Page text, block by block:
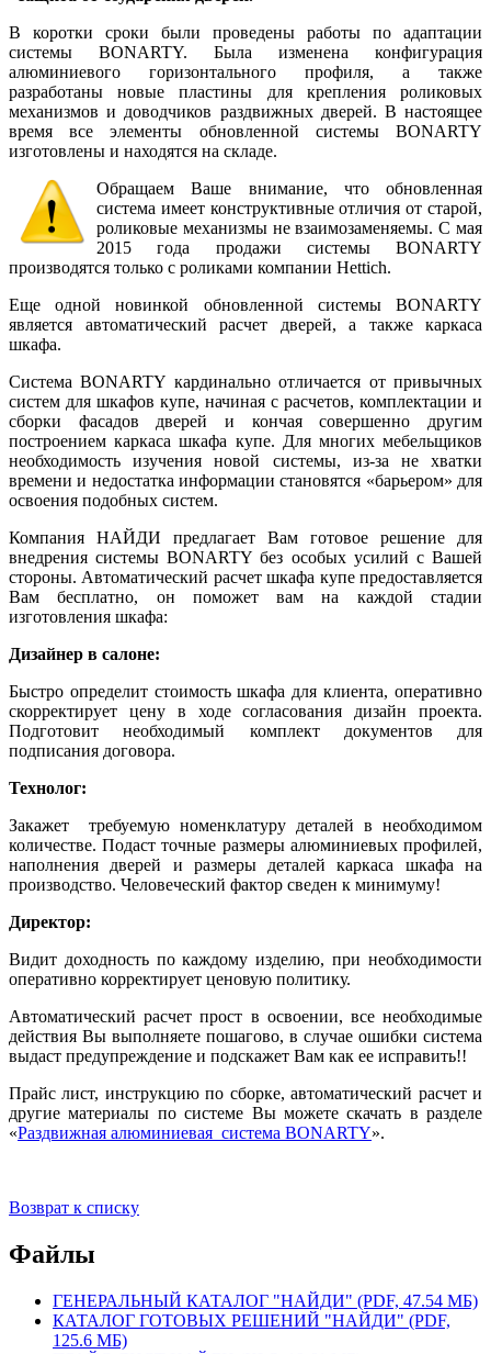
В коротки сроки были проведены работы по адаптации
системы BONARTY. Была изменена конфигурация
алюминиевого горизонтального профиля, а также
разработаны новые пластины для крепления роликовых
механизмов и доводчиков раздвижных дверей. В настоящее
время все элементы обновленной системы BONARTY
изготовлены и находятся на складе.
Обращаем Ваше внимание, что обновленная
система имеет конструктивные отличия от старой,
роликовые механизмы не взаимозаменяемы. С мая
2015 года продажи системы BONARTY
производятся только с роликами компании Hettich.
Еще одной новинкой обновленной системы BONARTY
является автоматический расчет дверей, а также каркаса
шкафа.
Система BONARTY кардинально отличается от привычных
систем для шкафов купе, начиная с расчетов, комплектации и
сборки фасадов дверей и кончая совершенно другим
построением каркаса шкафа купе. Для многих мебельщиков
необходимость изучения новой системы, из-за не хватки
времени и недостатка информации становятся «барьером» для
освоения подобных систем.
Компания НАЙДИ предлагает Вам готовое решение для
внедрения системы BONARTY без особых усилий с Вашей
стороны. Автоматический расчет шкафа купе предоставляется
Вам бесплатно, он поможет вам на каждой стадии
изготовления шкафа:
Дизайнер в салоне:
Быстро определит стоимость шкафа для клиента, оперативно
скорректирует цену в ходе согласования дизайн проекта.
Подготовит необходимый комплект документов для
подписания договора.
Технолог:
Закажет требуемую номенклатуру деталей в необходимом
количестве. Подаст точные размеры алюминиевых профилей,
наполнения дверей и размеры деталей каркаса шкафа на
производство. Человеческий фактор сведен к минимуму!
Директор:
Видит доходность по каждому изделию, при необходимости
оперативно корректирует ценовую политику.
Автоматический расчет прост в освоении, все необходимые
действия Вы выполняете пошагово, в случае ошибки система
выдаст предупреждение и подскажет Вам как ее исправить!!
Прайс лист, инструкцию по сборке, автоматический расчет и
другие материалы по системе Вы можете скачать в разделе
«Раздвижная алюминиевая система BONARTY».
Возврат к списку
Файлы
ГЕНЕРАЛЬНЫЙ КАТАЛОГ "НАЙДИ" (PDF, 47.54 МБ)
КАТАЛОГ ГОТОВЫХ РЕШЕНИЙ "НАЙДИ" (PDF,
125.6 МБ)